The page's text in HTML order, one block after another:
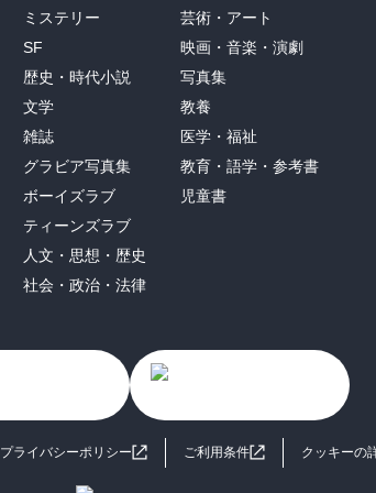
ミステリー
SF
歴史・時代小説
文学
雑誌
グラビア写真集
ボーイズラブ
ティーンズラブ
人文・思想・歴史
社会・政治・法律
芸術・アート
映画・音楽・演劇
写真集
教養
医学・福祉
教育・語学・参考書
児童書
プライバシーポリシー ご利用条件 クッキーの